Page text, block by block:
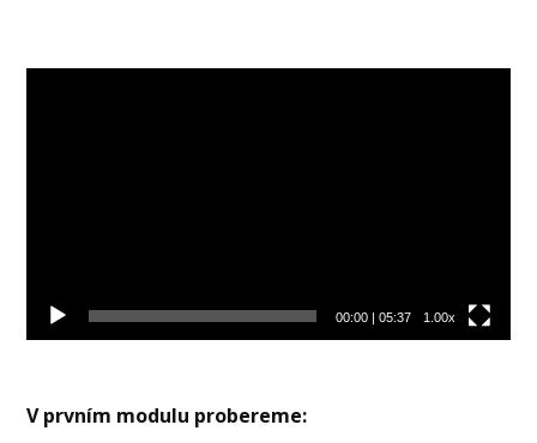
00:00| 05:37 1.00x
V prvním modulu probereme: